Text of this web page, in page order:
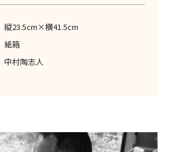
縦23.5cm×横41.5cm
紙箱
中村陶志人